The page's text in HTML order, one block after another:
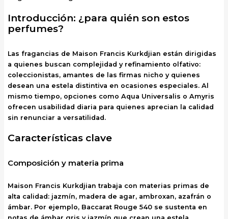
Introducción: ¿para quién son estos
perfumes?
Las fragancias de Maison Francis Kurkdjian están dirigidas
a quienes buscan complejidad y refinamiento olfativo:
coleccionistas, amantes de las firmas nicho y quienes
desean una estela distintiva en ocasiones especiales. Al
mismo tiempo, opciones como Aqua Universalis o Amyris
ofrecen usabilidad diaria para quienes aprecian la calidad
sin renunciar a versatilidad.
Características clave
Composición y materia prima
Maison Francis Kurkdjian trabaja con materias primas de
alta calidad: jazmín, madera de agar, ambroxan, azafrán o
ámbar. Por ejemplo, Baccarat Rouge 540 se sustenta en